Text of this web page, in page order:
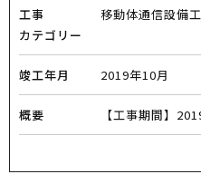
工事
カテゴリー
移動体通信設備
竣工年月 2019年10月
概要 【工事期間】